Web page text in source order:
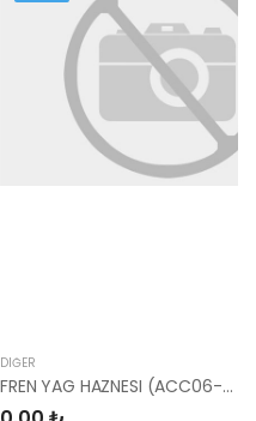
DIĞER
FREN YAG HAZNESI (ACC06-) 58511-1G100-HMC